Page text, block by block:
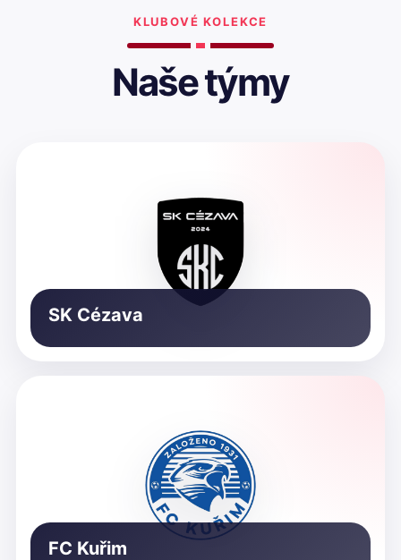
KLUBOVÉ KOLEKCE
Naše týmy
SK Cézava
FC Kuřim